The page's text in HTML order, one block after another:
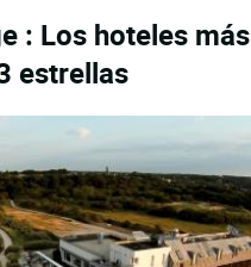
: Los hoteles más
estrellas